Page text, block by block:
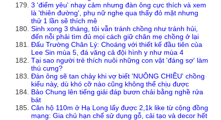
3 'điểm yêu' nhạy cảm nhưng đàn ông cực thích và xem
là 'thiên đường', phụ nữ nghe qua thấy đỏ mặt nhưng
thử 1 lần sẽ thích mê
Sinh xong 3 tháng, tôi vẫn tránh chồng như tránh hủi,
đến nỗi phải tìm đủ mọi cách giữ chân mẹ chồng ở lại
Đấu Trường Chân Lý: Choáng với thiết kế đầu tiên của
Lee Sin mùa 5, đá văng cả đội hình y như mùa 4
Tại sao người trẻ thích nuôi những con vật 'đáng sợ' làm
thú cưng?
Đàn ông sẽ tan chảy khi vợ biết 'NUÔNG CHIỀU' chồng
kiểu này, dù khó cỡ nào cũng không thể chịu được
Bảo Chung lên tiếng giải đáp bươn chải bằng nghề rửa
bát
Căn hộ 110m ở Hạ Long lấy được 2,1k like từ cộng đồng
mạng: Gia chủ hạn chế sử dụng gỗ, cải tạo và decor hết